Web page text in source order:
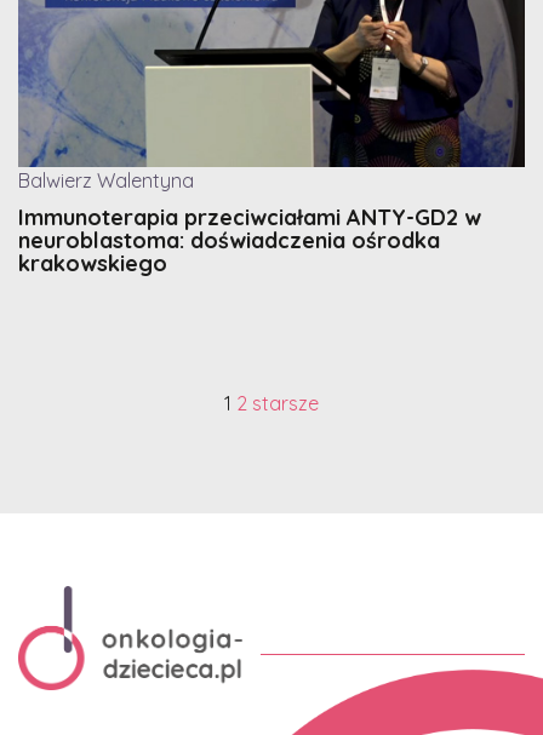
Balwierz Walentyna
Immunoterapia przeciwciałami ANTY-GD2 w
neuroblastoma: doświadczenia ośrodka
krakowskiego
1 2 starsze